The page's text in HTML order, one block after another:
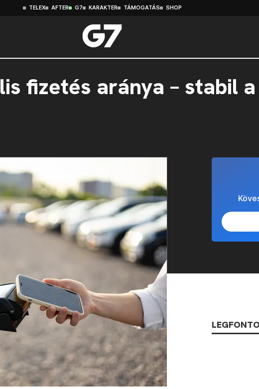
TELEX AFTER G7 KARAKTER TÁMOGATÁS SHOP
fizetés aránya – stabil